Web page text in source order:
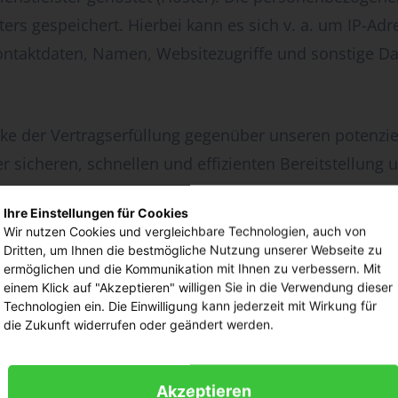
gespeichert. Hierbei kann es sich v. a. um IP-
Namen, Websitezugriffe und sonstige
der Vertragserfüllung gegenüber unseren
sicheren, schnellen und effizienten Bereitstellung
verarbeiten, wie dies zur Erfüllung seiner
Ihre Einstellungen für Cookies
Wir nutzen Cookies und vergleichbare Technologien, auch von
Dritten, um Ihnen die bestmögliche Nutzung unserer Webseite zu
ermöglichen und die Kommunikation mit Ihnen zu verbessern. Mit
einem Klick auf "Akzeptieren" willigen Sie in die Verwendung dieser
Technologien ein. Die Einwilligung kann jederzeit mit Wirkung für
die Zukunft widerrufen oder geändert werden.
Akzeptieren